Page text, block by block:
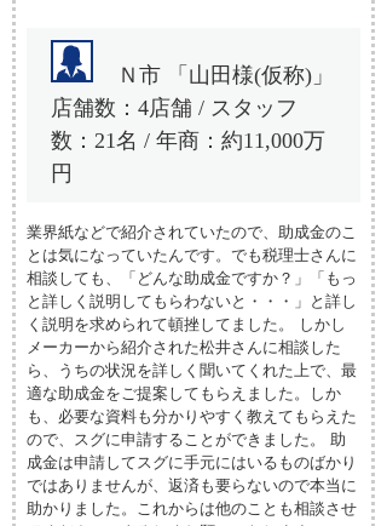
Ｎ市 「山田様(仮称)」
店舗数：4店舗 / スタッフ
数：21名 / 年商：約11,000万
円
業界紙などで紹介されていたので、助成金のこ
とは気になっていたんです。でも税理士さんに
相談しても、「どんな助成金ですか？」「もっ
と詳しく説明してもらわないと・・・」と詳し
く説明を求められて頓挫してました。 しかし
メーカーから紹介された松井さんに相談した
ら、うちの状況を詳しく聞いてくれた上で、最
適な助成金をご提案してもらえました。しか
も、必要な資料も分かりやすく教えてもらえた
ので、スグに申請することができました。 助
成金は申請してスグに手元にはいるものばかり
ではありませんが、返済も要らないので本当に
助かりました。これからは他のことも相談させ